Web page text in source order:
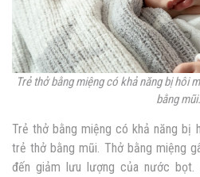
Trẻ thở bằng miệng có khả năng bị hôi
bằng mũi.
Trẻ thở bằng miệng có khả năng bị
trẻ thở bằng mũi. Thở bằng miệng
đến giảm lưu lượng của nước